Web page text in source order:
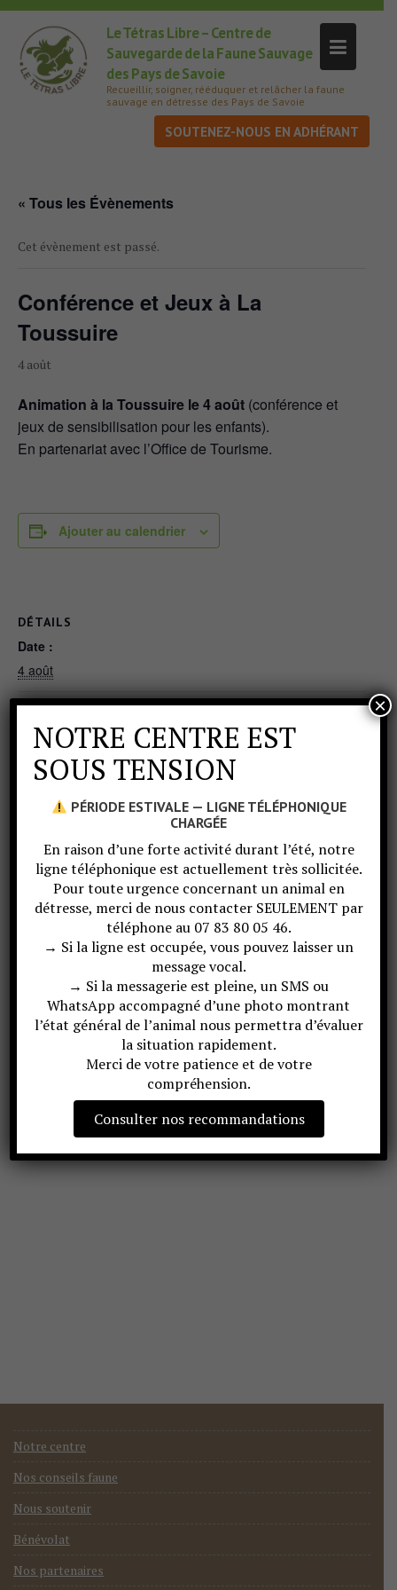
Le Tétras Libre – Centre de
Sauvegarde de la Faune Sauvage
des Pays de Savoie
Recueillir, soigner, rééduquer et relâcher la faune
sauvage en détresse des Pays de Savoie
SOUTENEZ-NOUS
« Tous les Évènements
Cet évènement est passé.
Conférence et Jeux à La
Toussuire
4 août
Animation à la Toussuire le 4 août (conférence et
jeux de sensibilisation pour les enfants).
En partenariat avec l’Office de Tourisme.
Ajouter au calendrier
DÉTAILS
Date :
4 août
OT La Toussuire
15 Place Olympique
Fontcouverte-la-Toussuire, 73300 + Google Map
A la croisée du Vivant Combloux
Notre centre
Nos conseils faune
Nous soutenir
Bénévolat
Nos partenaires
NOTRE CENTRE EST
SOUS TENSION
PÉRIODE ESTIVALE — LIGNE TÉLÉPHONIQUE
CHARGÉE
En raison d’une forte activité durant l’été, notre
ligne téléphonique est actuellement très sollicitée.
Pour toute urgence concernant un animal en
détresse, merci de nous contacter SEULEMENT par
téléphone au 07 83 80 05 46.
→ Si la ligne est occupée, vous pouvez laisser un
message vocal.
→ Si la messagerie est pleine, un SMS ou
WhatsApp accompagné d’une photo montrant
l’état général de l’animal nous permettra d’évaluer
la situation rapidement.
Merci de votre patience et de votre
compréhension.
Consulter nos recommandations
×